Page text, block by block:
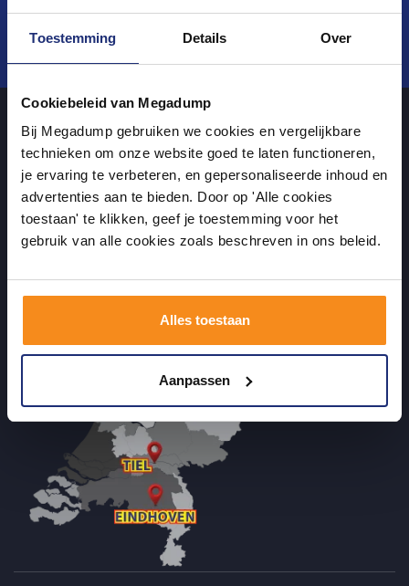
Toestemming Details Over
Cookiebeleid van Megadump
Bij Megadump gebruiken we cookies en vergelijkbare
technieken om onze website goed te laten functioneren,
je ervaring te verbeteren, en gepersonaliseerde inhoud en
advertenties aan te bieden. Door op 'Alle cookies
toestaan' te klikken, geef je toestemming voor het
gebruik van alle cookies zoals beschreven in ons beleid.
Alles toestaan
Aanpassen
Verstuur
Over ons
uw sanitairwinkel in Wormer waar u niet alleen in onze showroom
terecht kunt voor badkamertegels en sanitair, maar ook via de